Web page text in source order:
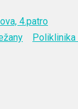
4.patro
Poliklinika